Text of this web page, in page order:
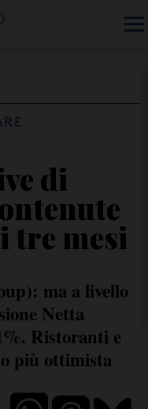
di
tre mesi
ma a livello
Netta
Ristoranti e
più ottimista